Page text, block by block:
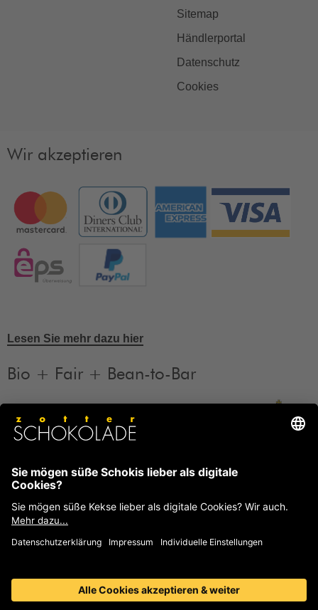
Sitemap
Händlerportal
Datenschutz
Cookies
Wir akzeptieren
Lesen Sie mehr dazu hier
Bio + Fair + Bean-to-Bar
Informationen
FAQ
Häufige Fragen und Antworten von Zotter